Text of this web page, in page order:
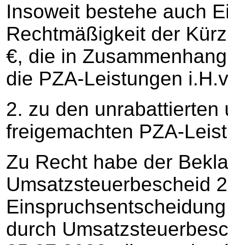
Insoweit bestehe auch
Rechtmäßigkeit der
€, die in
die PZA-Leistungen
2. zu den unrabattierten
freigemachten PZA-
Zu Recht habe der
Umsatzsteuerbescheid
durch